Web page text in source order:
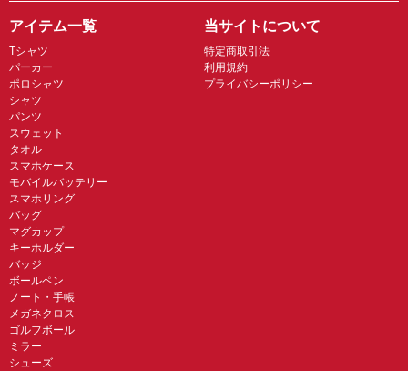
アイテム一覧
Tシャツ
パーカー
ポロシャツ
シャツ
パンツ
スウェット
タオル
スマホケース
モバイルバッテリー
スマホリング
バッグ
マグカップ
キーホルダー
バッジ
ボールペン
ノート・手帳
メガネクロス
ゴルフボール
ミラー
シューズ
当サイトについて
特定商取引法
利用規約
プライバシーポリシー